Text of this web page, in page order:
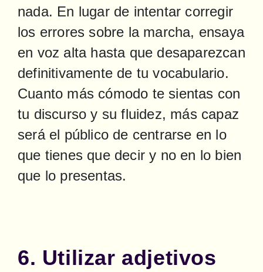
nada. En lugar de intentar corregir
los errores sobre la marcha, ensaya
en voz alta hasta que desaparezcan
definitivamente de tu vocabulario.
Cuanto más cómodo te sientas con
tu discurso y su fluidez, más capaz
será el público de centrarse en lo
que tienes que decir y no en lo bien
que lo presentas.
6. Utilizar adjetivos